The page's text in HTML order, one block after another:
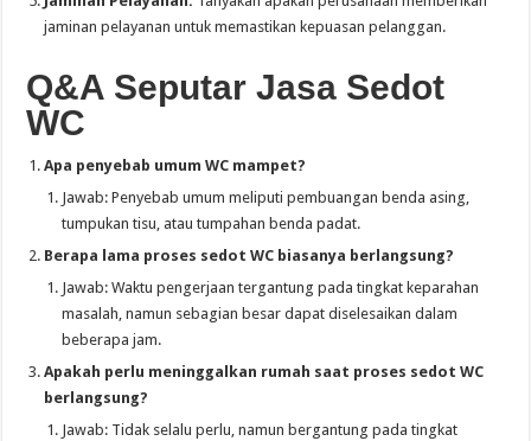
jaminan pelayanan untuk memastikan kepuasan pelanggan.
Q&A Seputar Jasa Sedot
WC
Apa penyebab umum WC mampet?
Jawab: Penyebab umum meliputi pembuangan benda asing,
tumpukan tisu, atau tumpahan benda padat.
Berapa lama proses sedot WC biasanya berlangsung?
Jawab: Waktu pengerjaan tergantung pada tingkat keparahan
masalah, namun sebagian besar dapat diselesaikan dalam
beberapa jam.
Apakah perlu meninggalkan rumah saat proses sedot WC
berlangsung?
Jawab: Tidak selalu perlu, namun bergantung pada tingkat